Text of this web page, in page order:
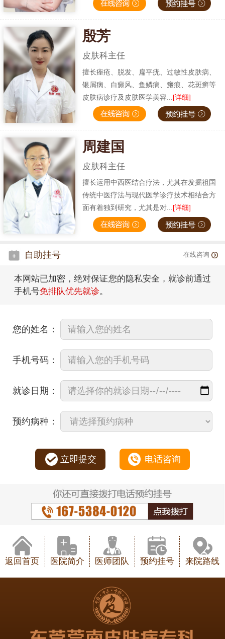
殷芳
皮肤科主任
擅长痤疮、脱发、扁平疣、过敏性皮肤病、
银屑病、白癜风、鱼鳞病、瘢痕、花斑癣等
皮肤病诊疗及皮肤医学美容... [详细]
周建国
皮肤科主任
擅长运用中西医结合疗法，尤其在发掘祖国
传统中医疗法与现代医学诊疗技术相结合方
面有着独到研究，尤其是对...[详细]
自助挂号 在线咨询
本网站已加密，绝对保证您的隐私安全，就诊前通过
手机号免排队优先就诊。
您的姓名：
手机号码：
就诊日期：
预约病种：
立即提交 电话咨询
返回首页 医院简介 医师团队 预约挂号 来院路线